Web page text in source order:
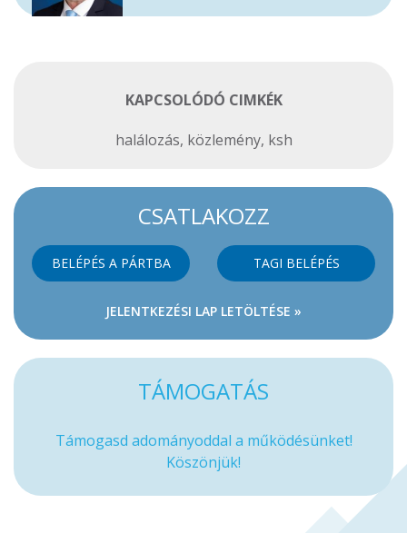
KAPCSOLÓDÓ CIMKÉK
halálozás, közlemény, ksh
CSATLAKOZZ
BELÉPÉS A PÁRTBA TAGI BELÉPÉS
JELENTKEZÉSI LAP LETÖLTÉSE »
TÁMOGATÁS
Támogasd adományoddal a működésünket!
Köszönjük!